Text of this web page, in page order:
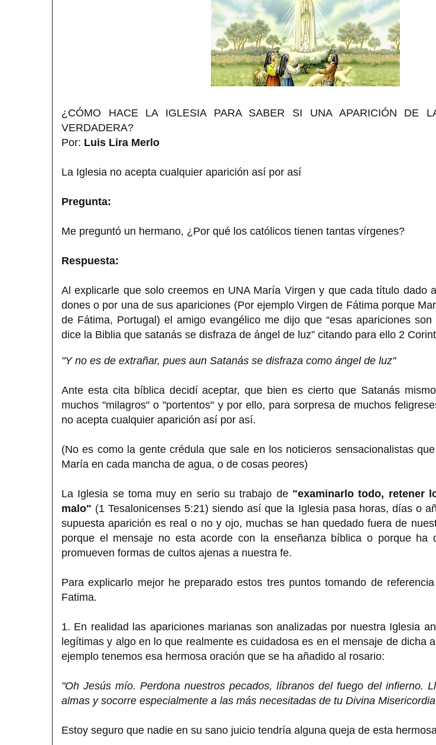
¿CÓMO HACE LA IGLESIA PARA SABER SI UNA APARICIÓN DE
VERDADERA?
Por: Luis Lira Merlo
La Iglesia no acepta cualquier aparición así por así
Pregunta:
Me preguntó un hermano, ¿Por qué los católicos tienen tantas vírgenes?
Respuesta:
Al explicarle que solo creemos en UNA María Virgen y que cada título dado
dones o por una de sus apariciones (Por ejemplo Virgen de Fátima porque
de Fátima, Portugal) el amigo evangélico me dijo que “esas apariciones
dice la Biblia que satanás se disfraza de ángel de luz” citando para ello 2
"Y no es de extrañar, pues aun Satanás se disfraza como ángel de luz"
Ante esta cita bíblica decidí aceptar, que bien es cierto que Satanás
muchos "milagros" o "portentos" y por ello, para sorpresa de muchos
no acepta cualquier aparición así por así.
(No es como la gente crédula que sale en los noticieros sensacionalistas
María en cada mancha de agua, o de cosas peores)
La Iglesia se toma muy en serio su trabajo de "examinarlo todo, retener
malo" (1 Tesalonicenses 5:21) siendo así que la Iglesia pasa horas, días o
supuesta aparición es real o no y ojo, muchas se han quedado fuera de
porque el mensaje no esta acorde con la enseñanza bíblica o porque ha
promueven formas de cultos ajenas a nuestra fe.
Para explicarlo mejor he preparado estos tres puntos tomando de
Fatima.
1. En realidad las apariciones marianas son analizadas por nuestra Iglesia
legítimas y algo en lo que realmente es cuidadosa es en el mensaje de dicha
ejemplo tenemos esa hermosa oración que se ha añadido al rosario:
"Oh Jesús mío. Perdona nuestros pecados, líbranos del fuego del infierno.
almas y socorre especialmente a las más necesitadas de tu Divina
Estoy seguro que nadie en su sano juicio tendría alguna queja de esta